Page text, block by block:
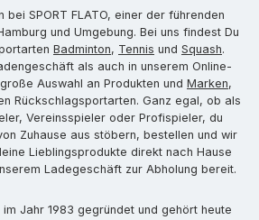
bei SPORT FLATO, einer der führenden
und Umgebung. Bei uns findest Du
Badminton, Tennis und Squash.
als auch in unserem Online-
Auswahl an Produkten und Marken,
Rückschlagsportarten. Ganz egal, ob als
Vereinsspieler oder Profispieler, du
Zuhause aus stöbern, bestellen und wir
Lieblingsprodukte direkt nach Hause
Ladegeschäft zur Abholung bereit.
im Jahr 1983 gegründet und gehört heute